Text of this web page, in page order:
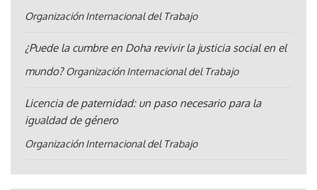
Organización Internacional del Trabajo
¿Puede la cumbre en Doha revivir la justicia social en el
mundo? Organización Internacional del Trabajo
Licencia de paternidad: un paso necesario para la
igualdad de género
Organización Internacional del Trabajo